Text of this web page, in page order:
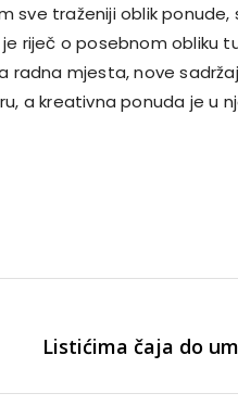
sve traženiji oblik ponude,
riječ o posebnom obliku
radna mjesta, nove
a kreativna ponuda je u
Listićima čaja do